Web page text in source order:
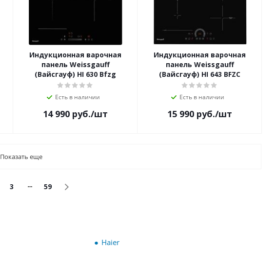
Индукционная варочная
панель Weissgauff
(Вайсгауф) HI 630 Bfzg
Есть в наличии
14 990 руб./шт
Индукционная варочная
панель Weissgauff
(Вайсгауф) HI 643 BFZC
Есть в наличии
15 990 руб./шт
Показать еще
3 59
Haier